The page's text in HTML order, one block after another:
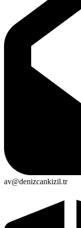
av@denizcankizil.tr